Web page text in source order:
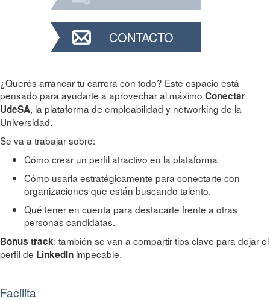
CONTACTO
¿Querés arrancar tu carrera con todo? Este espacio está
pensado para ayudarte a aprovechar al máximo Conectar
UdeSA, la plataforma de empleabilidad y networking de la
Universidad.
Se va a trabajar sobre:
Cómo crear un perfil atractivo en la plataforma.
Cómo usarla estratégicamente para conectarte con
organizaciones que están buscando talento.
Qué tener en cuenta para destacarte frente a otras
personas candidatas.
Bonus track: también se van a compartir tips clave para dejar el
perfil de LinkedIn impecable.
Facilita